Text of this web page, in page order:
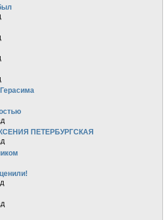
ПЕТЕРБУРГСКАЯ